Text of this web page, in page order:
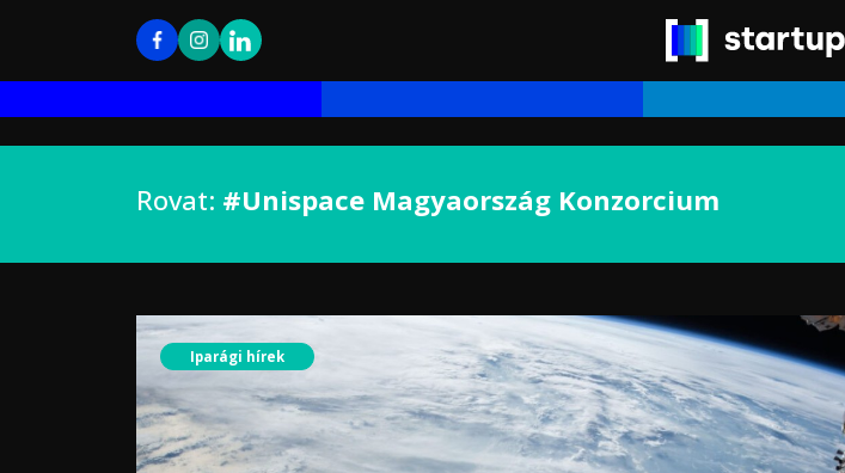
Rovat: #Unispace Magyaország Konzorcium
Iparági hírek